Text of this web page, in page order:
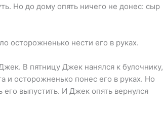
Но до дому опять ничего не донес: сыр
осторожненько нести его в руках.
В пятницу Джек нанялся к булочнику,
и осторожненько понес его в руках. Но
его выпустить. И Джек опять вернулся